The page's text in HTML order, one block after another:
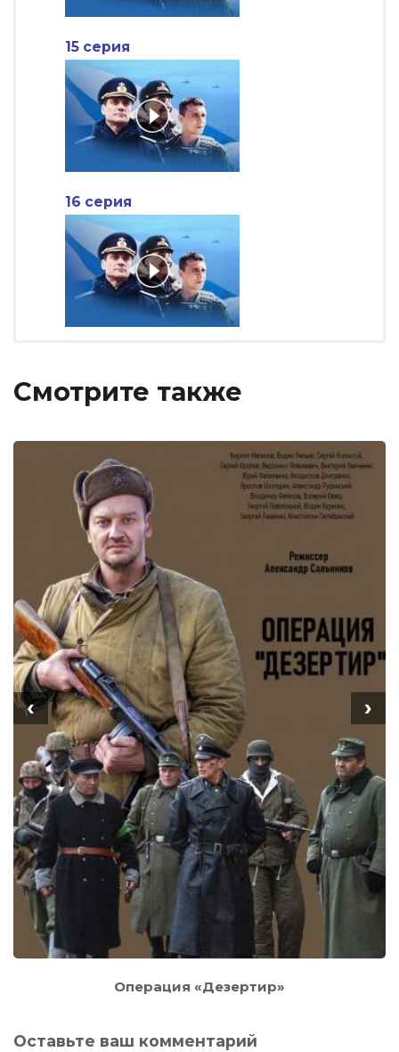
15 серия
16 серия
Смотрите также
Операция «Дезертир»
‹ ›
Оставьте ваш комментарий